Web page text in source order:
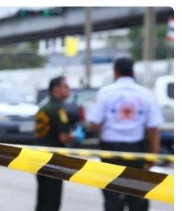
bánhquy thông thường
gói nhỏ côcain nén
ma túy. Tuy nhiên,
"đánh lừa" được
chó nghiệp vụ.
phòng chống ma túy
là nước sản
giới với khoảng 430 tấn